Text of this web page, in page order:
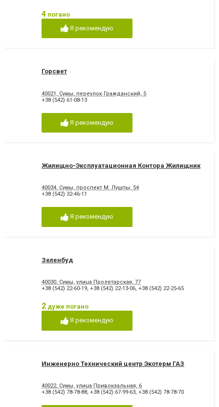
4 погано
Я рекомендую
Горсвет
40021, Сумы, переулок Гражданский, 5
+38 (542) 61-08-13
Я рекомендую
Жилищно-Эксплуатационная Контора Жилищник
40034, Сумы, проспект М. Лушпы, 54
+38 (542) 32-46-11
Я рекомендую
Зеленбуд
40030, Сумы, улица Пролетарская, 77
+38 (542) 22-60-19, +38 (542) 22-13-06, +38 (542) 22-25-65
2 дуже погано
Я рекомендую
Инженерно Технический центр Экотерм ГАЗ
40022, Сумы, улица Привокзальная, 6
+38 (542) 78-78-88, +38 (542) 67-99-63, +38 (542) 78-78-70